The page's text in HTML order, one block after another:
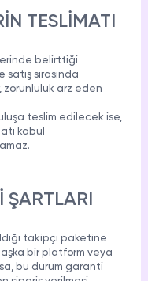
TESLİMATI
belirttiği
sırasında
zorunluluk arz eden
teslim edilecek ise,
kabul
takipçi paketine
bir platform veya
bu durum garanti